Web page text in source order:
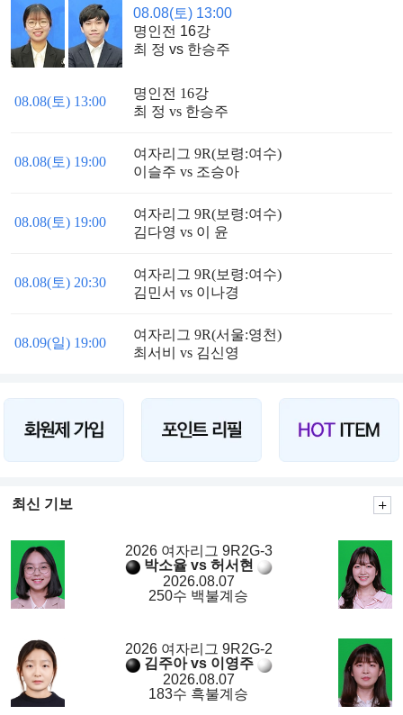
08.08(토) 13:00
명인전 16강
최 정 vs 한승주
08.08(토) 13:00
명인전 16강
최 정 vs 한승주
08.08(토) 19:00
여자리그 9R(보령:여수)
이슬주 vs 조승아
08.08(토) 19:00
여자리그 9R(보령:여수)
김다영 vs 이 윤
08.08(토) 20:30
여자리그 9R(보령:여수)
김민서 vs 이나경
08.09(일) 19:00
여자리그 9R(서울:영천)
최서비 vs 김신영
최신 기보
2026 여자리그 9R2G-3
박소율 vs 허서현
2026.08.07
250수 백불계승
2026 여자리그 9R2G-2
김주아 vs 이영주
2026.08.07
183수 흑불계승